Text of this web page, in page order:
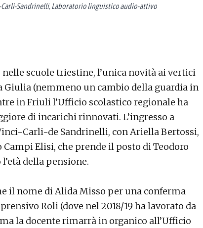
Sandrinelli, Laboratorio linguistico audio-attivo
nelle scuole triestine, l’unica novità ai vertici
(nemmeno un cambio della guardia in
in Friuli l’Ufficio scolastico regionale ha
di incarichi rinnovati. L’ingresso a
Carli-de Sandrinelli, con Ariella Bertossi,
Elisi, che prende il posto di Teodoro
della pensione.
il nome di Alida Misso per una conferma
Roli (dove nel 2018/19 ha lavorato da
la docente rimarrà in organico all’Ufficio